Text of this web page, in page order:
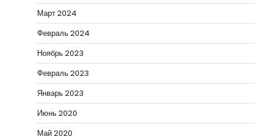
Март 2024
Февраль 2024
Ноябрь 2023
Февраль 2023
Январь 2023
Июнь 2020
Май 2020